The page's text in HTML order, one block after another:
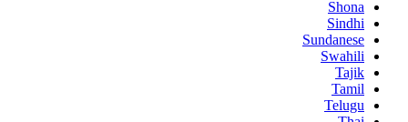
Shona
Sindhi
Sundanese
Swahili
Tajik
Tamil
Telugu